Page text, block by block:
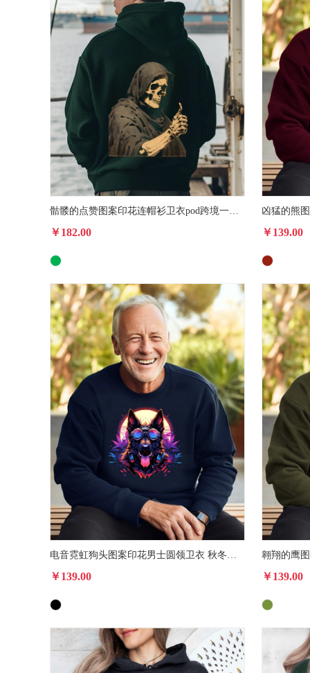
骷髅的点赞图案印花连帽衫卫衣pod跨境一件代发男女款秋冬款卫衣
￥182.00 ￥139.00
电音霓虹狗头图案印花男士圆领卫衣 秋冬加绒圆领休闲运动衫
￥139.00 ￥139.00